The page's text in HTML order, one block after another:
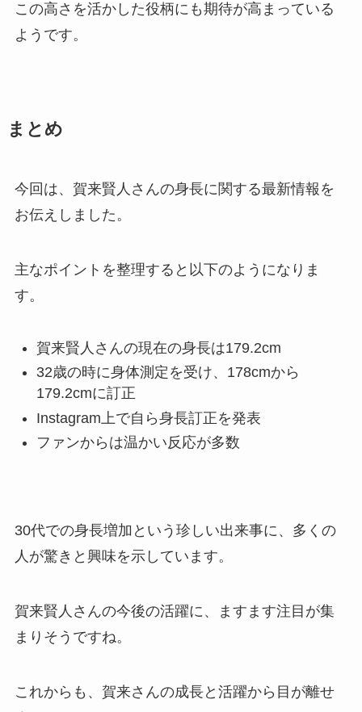
この高さを活かした役柄にも期待が高まっている
ようです。
まとめ
今回は、賀来賢人さんの身長に関する最新情報を
お伝えしました。
主なポイントを整理すると以下のようになりま
す。
賀来賢人さんの現在の身長は179.2cm
32歳の時に身体測定を受け、178cmから
179.2cmに訂正
Instagram上で自ら身長訂正を発表
ファンからは温かい反応が多数
30代での身長増加という珍しい出来事に、多くの
人が驚きと興味を示しています。
賀来賢人さんの今後の活躍に、ますます注目が集
まりそうですね。
これからも、賀来さんの成長と活躍から目が離せ